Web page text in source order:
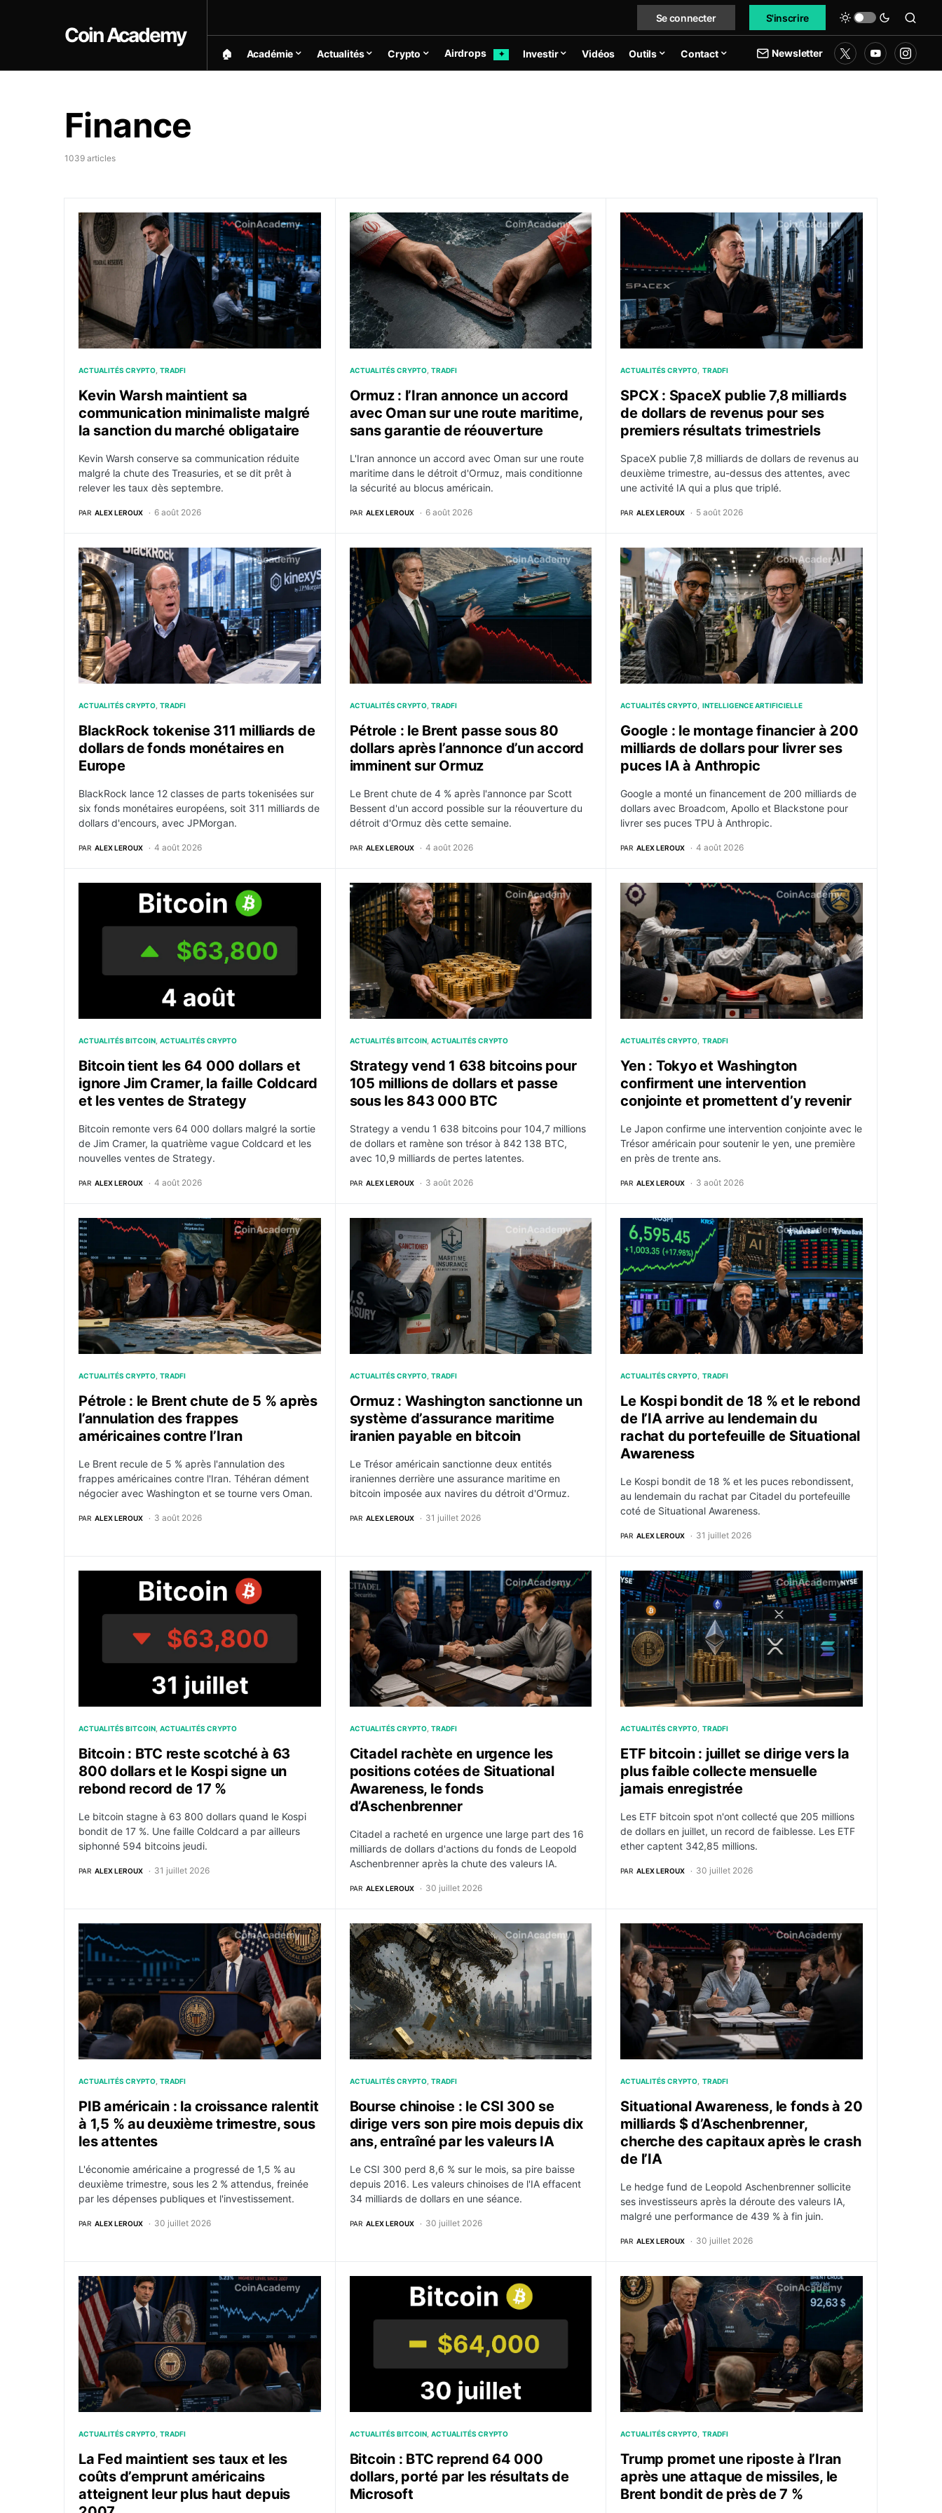
Coin Academy
Se connecter S'inscrire
🏠︎ Académie Actualités Crypto Airdrops ✦ Investir Vidéos Outils Contact Newsletter
Finance
1039 articles
Kevin Warsh maintient sa communication minimaliste malgré la sanction du marché obligataire
ACTUALITÉS CRYPTO TRADFI
Kevin Warsh maintient sa
communication minimaliste malgré
la sanction du marché obligataire
Kevin Warsh conserve sa communication réduite
malgré la chute des Treasuries, et se dit prêt à
relever les taux dès septembre.
PAR ALEX LEROUX 6 août 2026
Ormuz : l’Iran annonce un accord avec Oman sur une route maritime, sans garantie de réouverture
ACTUALITÉS CRYPTO TRADFI
Ormuz : l’Iran annonce un accord
avec Oman sur une route maritime,
sans garantie de réouverture
L'Iran annonce un accord avec Oman sur une route
maritime dans le détroit d'Ormuz, mais conditionne
la sécurité au blocus américain.
PAR ALEX LEROUX 6 août 2026
SPCX : SpaceX publie 7,8 milliards de dollars de revenus
ACTUALITÉS CRYPTO TRADFI
SPCX : SpaceX publie 7,8 milliards
de dollars de revenus pour ses
premiers résultats trimestriels
SpaceX publie 7,8 milliards de dollars de revenus au
deuxième trimestre, au-dessus des attentes, avec
une activité IA qui a plus que triplé.
PAR ALEX LEROUX 5 août 2026
BlackRock tokenise 311 milliards de dollars de fonds monétaires en Europe
ACTUALITÉS CRYPTO TRADFI
BlackRock tokenise 311 milliards de
dollars de fonds monétaires en
Europe
BlackRock lance 12 classes de parts tokenisées sur
six fonds monétaires européens, soit 311 milliards de
dollars d'encours, avec JPMorgan.
PAR ALEX LEROUX 4 août 2026
Pétrole : le Brent passe sous 80 dollars après l’annonce d’un accord imminent sur Ormuz
ACTUALITÉS CRYPTO TRADFI
Pétrole : le Brent passe sous 80
dollars après l’annonce d’un accord
imminent sur Ormuz
Le Brent chute de 4 % après l'annonce par Scott
Bessent d'un accord possible sur la réouverture du
détroit d'Ormuz dès cette semaine.
PAR ALEX LEROUX 4 août 2026
Google : le montage financier à 200 milliards de dollars
ACTUALITÉS CRYPTO INTELLIGENCE ARTIFICIELLE
Google : le montage financier à 200
milliards de dollars pour livrer ses
puces IA à Anthropic
Google a monté un financement de 200 milliards de
dollars avec Broadcom, Apollo et Blackstone pour
livrer ses puces TPU à Anthropic.
PAR ALEX LEROUX 4 août 2026
Bitcoin tient les 64 000 dollars et ignore Jim Cramer, la faille Coldcard et les ventes de Strategy
ACTUALITÉS BITCOIN ACTUALITÉS CRYPTO
Bitcoin tient les 64 000 dollars et
ignore Jim Cramer, la faille Coldcard
et les ventes de Strategy
Bitcoin remonte vers 64 000 dollars malgré la sortie
de Jim Cramer, la quatrième vague Coldcard et les
nouvelles ventes de Strategy.
PAR ALEX LEROUX 4 août 2026
Strategy vend 1 638 bitcoins pour 105 millions de dollars et passe sous les 843 000 BTC
ACTUALITÉS BITCOIN ACTUALITÉS CRYPTO
Strategy vend 1 638 bitcoins pour
105 millions de dollars et passe
sous les 843 000 BTC
Strategy a vendu 1 638 bitcoins pour 104,7 millions
de dollars et ramène son trésor à 842 138 BTC,
avec 10,9 milliards de pertes latentes.
PAR ALEX LEROUX 3 août 2026
Yen : Tokyo et Washington confirment une intervention
ACTUALITÉS CRYPTO TRADFI
Yen : Tokyo et Washington
confirment une intervention
conjointe et promettent d’y revenir
Le Japon confirme une intervention conjointe avec le
Trésor américain pour soutenir le yen, une première
en près de trente ans.
PAR ALEX LEROUX 3 août 2026
Pétrole : le Brent chute de 5 % après l’annulation des frappes américaines contre l’Iran
ACTUALITÉS CRYPTO TRADFI
Pétrole : le Brent chute de 5 % après
l’annulation des frappes
américaines contre l’Iran
Le Brent recule de 5 % après l'annulation des
frappes américaines contre l'Iran. Téhéran dément
négocier avec Washington et se tourne vers Oman.
PAR ALEX LEROUX 3 août 2026
Ormuz : Washington sanctionne un système d’assurance maritime iranien payable en bitcoin
ACTUALITÉS CRYPTO TRADFI
Ormuz : Washington sanctionne un
système d’assurance maritime
iranien payable en bitcoin
Le Trésor américain sanctionne deux entités
iraniennes derrière une assurance maritime en
bitcoin imposée aux navires du détroit d'Ormuz.
PAR ALEX LEROUX 31 juillet 2026
Le Kospi bondit de 18 % et le rebond de l’IA arrive au
ACTUALITÉS CRYPTO TRADFI
Le Kospi bondit de 18 % et le rebond
de l’IA arrive au lendemain du
rachat du portefeuille de Situational
Awareness
Le Kospi bondit de 18 % et les puces rebondissent,
au lendemain du rachat par Citadel du portefeuille
coté de Situational Awareness.
PAR ALEX LEROUX 31 juillet 2026
Bitcoin : BTC reste scotché à 63 800 dollars et le Kospi signe un rebond record de 17 %
ACTUALITÉS BITCOIN ACTUALITÉS CRYPTO
Bitcoin : BTC reste scotché à 63
800 dollars et le Kospi signe un
rebond record de 17 %
Le bitcoin stagne à 63 800 dollars quand le Kospi
bondit de 17 %. Une faille Coldcard a par ailleurs
siphonné 594 bitcoins jeudi.
PAR ALEX LEROUX 31 juillet 2026
Citadel rachète en urgence les positions cotées de Situational Awareness, le fonds d’Aschenbrenner
ACTUALITÉS CRYPTO TRADFI
Citadel rachète en urgence les
positions cotées de Situational
Awareness, le fonds
d’Aschenbrenner
Citadel a racheté en urgence une large part des 16
milliards de dollars d'actions du fonds de Leopold
Aschenbrenner après la chute des valeurs IA.
PAR ALEX LEROUX 30 juillet 2026
ETF bitcoin : juillet se dirige vers la plus faible collecte
ACTUALITÉS CRYPTO TRADFI
ETF bitcoin : juillet se dirige vers la
plus faible collecte mensuelle
jamais enregistrée
Les ETF bitcoin spot n'ont collecté que 205 millions
de dollars en juillet, un record de faiblesse. Les ETF
ether captent 342,85 millions.
PAR ALEX LEROUX 30 juillet 2026
PIB américain : la croissance ralentit à 1,5 % au deuxième trimestre, sous les attentes
ACTUALITÉS CRYPTO TRADFI
PIB américain : la croissance ralentit
à 1,5 % au deuxième trimestre, sous
les attentes
L'économie américaine a progressé de 1,5 % au
deuxième trimestre, sous les 2 % attendus, freinée
par les dépenses publiques et l'investissement.
PAR ALEX LEROUX 30 juillet 2026
Bourse chinoise : le CSI 300 se dirige vers son pire mois depuis dix ans, entraîné par les valeurs IA
ACTUALITÉS CRYPTO TRADFI
Bourse chinoise : le CSI 300 se
dirige vers son pire mois depuis dix
ans, entraîné par les valeurs IA
Le CSI 300 perd 8,6 % sur le mois, sa pire baisse
depuis 2016. Les valeurs chinoises de l'IA effacent
34 milliards de dollars en une séance.
PAR ALEX LEROUX 30 juillet 2026
Situational Awareness, le fonds à 20 milliards $
ACTUALITÉS CRYPTO TRADFI
Situational Awareness, le fonds à 20
milliards $ d’Aschenbrenner,
cherche des capitaux après le crash
de l’IA
Le hedge fund de Leopold Aschenbrenner sollicite
ses investisseurs après la déroute des valeurs IA,
malgré une performance de 439 % à fin juin.
PAR ALEX LEROUX 30 juillet 2026
La Fed maintient ses taux et les coûts d’emprunt américains atteignent leur plus haut depuis 2007
ACTUALITÉS CRYPTO TRADFI
La Fed maintient ses taux et les
coûts d’emprunt américains
atteignent leur plus haut depuis
Bitcoin : BTC reprend 64 000 dollars, porté par les résultats de Microsoft
ACTUALITÉS BITCOIN ACTUALITÉS CRYPTO
Bitcoin : BTC reprend 64 000
dollars, porté par les résultats de
Microsoft
Trump promet une riposte à l’Iran après une attaque de
ACTUALITÉS CRYPTO TRADFI
Trump promet une riposte à l’Iran
après une attaque de missiles, le
Brent bondit de près de 7 %